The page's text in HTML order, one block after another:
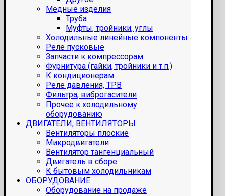
Медные изделия
Труба
Муфты, тройники, углы
Холодильные линейные компоненты
Реле пусковые
Запчасти к компрессорам
Фурнитура (гайки, тройники и т.п.)
К кондиционерам
Реле давления, ТРВ
Фильтра, виброгасители
Прочее к холодильному
оборудованию
ДВИГАТЕЛИ, ВЕНТИЛЯТОРЫ
Вентиляторы плоские
Микродвигатели
Вентилятор тангенциальный
Двигатель в сборе
К бытовым холодильникам
ОБОРУДОВАНИЕ
Оборудование на продаже